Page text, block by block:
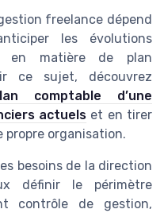
freelance dépend
les évolutions
en matière de plan
ce sujet, découvrez
comptable d’une
actuels et en tirer
propre organisation.
besoins de la direction
définir le périmètre
contrôle de gestion,